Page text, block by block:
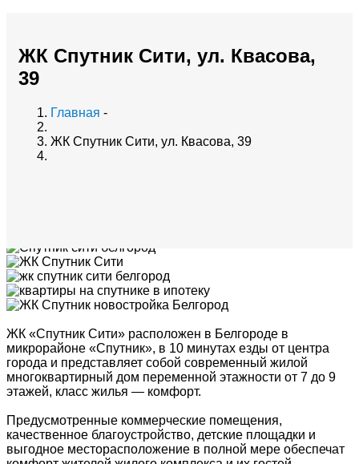
ЖК Спутник Сити, ул. Квасова,
39
Главная -
ЖК Спутник Сити, ул. Квасова, 39
ЖК «Спутник Сити» расположен в Белгороде в
микрорайоне «Спутник», в 10 минутах езды от центра
города и представляет собой современный жилой
многоквартирный дом переменной этажности от 7 до 9
этажей, класс жилья — комфорт.
Предусмотренные коммерческие помещения,
качественное благоустройство, детские площадки и
выгодное месторасположение в полной мере обеспечат